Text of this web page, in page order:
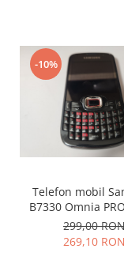
-10%
Telefon mobil
B7330 Omnia
folosit
299,00
269,10 RON